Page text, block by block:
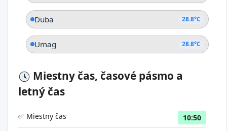
Duba 28.8°C
Umag 28.8°C
Miestny čas, časové pásmo a
letný čas
✅ Miestny čas
10:50